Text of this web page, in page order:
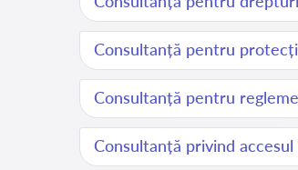
Consultanță pentru
Consultanță pentru
Consultanță privind